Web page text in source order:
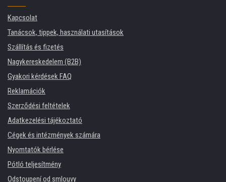
Kapcsolat
Tanácsok, tippek, használati utasítások
Szállítás és fizetés
Nagykereskedelem (B2B)
Gyakori kérdések FAQ
Reklamációk
Szerződési feltételek
Adatkezelési tájékoztató
Cégek és intézmények számára
Nyomtatók bérlése
Pótló teljesítmény
Odstoupení od smlouvy